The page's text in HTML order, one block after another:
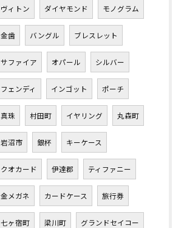
ヴィトン ダイヤモンド モノグラム
金歯 バングル ブレスレット
サファイア オパール シルバー
フェンディ インゴット ポーチ
真珠 村田町 イヤリング 丸森町
岩沼市 銀杯 キーケース
クオカード 伊達郡 ティファニー
金メガネ カードケース 旅行券
七ヶ宿町 梁川町 グランドセイコー